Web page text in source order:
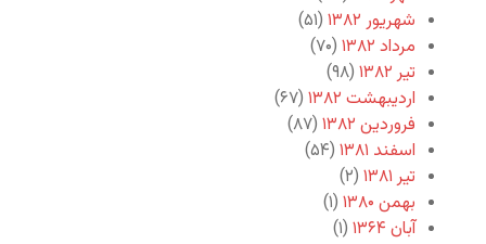
شهریور ۱۳۸۲
(۵۱)
مرداد ۱۳۸۲
(۷۰)
تیر ۱۳۸۲
(۹۸)
اردیبهشت ۱۳۸۲
(۶۷)
فروردین ۱۳۸۲
(۸۷)
اسفند ۱۳۸۱
(۵۴)
تیر ۱۳۸۱
(۲)
بهمن ۱۳۸۰
(۱)
آبان ۱۳۶۴
(۱)